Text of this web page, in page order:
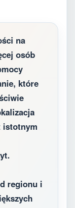
na
osób
które
istotnym
regionu i